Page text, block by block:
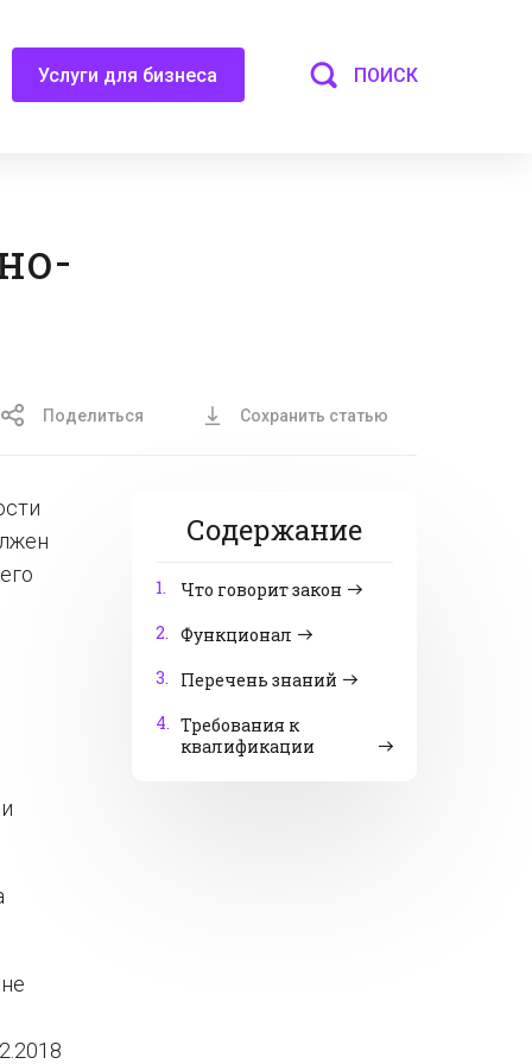
Услуги для бизнеса ПОИСК
Поделиться Сохранить статью
Содержание
1.
Что говорит закон
2. Функционал
3.
Перечень знаний
4. Требования к
квалификации